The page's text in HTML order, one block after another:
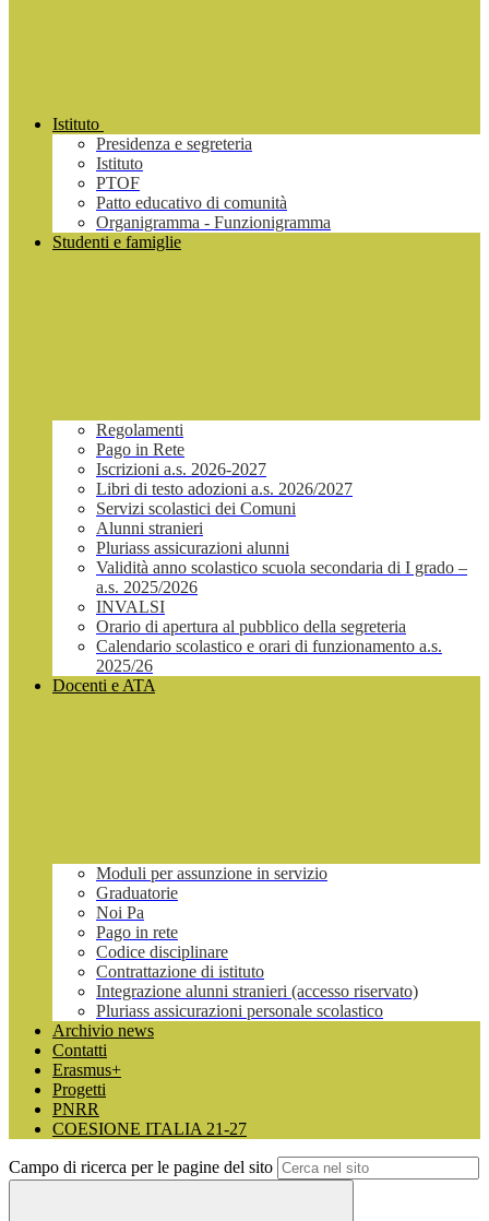
Istituto
Presidenza e segreteria
Istituto
PTOF
Patto educativo di comunità
Organigramma - Funzionigramma
Studenti e famiglie
Regolamenti
Pago in Rete
Iscrizioni a.s. 2026-2027
Libri di testo adozioni a.s. 2026/2027
Servizi scolastici dei Comuni
Alunni stranieri
Pluriass assicurazioni alunni
Validità anno scolastico scuola secondaria di I grado –
a.s. 2025/2026
INVALSI
Orario di apertura al pubblico della segreteria
Calendario scolastico e orari di funzionamento a.s.
2025/26
Docenti e ATA
Moduli per assunzione in servizio
Graduatorie
Noi Pa
Pago in rete
Codice disciplinare
Contrattazione di istituto
Integrazione alunni stranieri (accesso riservato)
Pluriass assicurazioni personale scolastico
Archivio news
Contatti
Erasmus+
Progetti
PNRR
COESIONE ITALIA 21-27
Campo di ricerca per le pagine del sito